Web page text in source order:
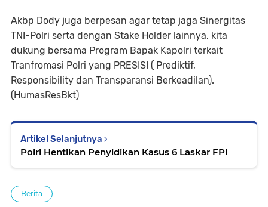
Akbp Dody juga berpesan agar tetap jaga Sinergitas
TNI-Polri serta dengan Stake Holder lainnya, kita
dukung bersama Program Bapak Kapolri terkait
Tranfromasi Polri yang PRESISI ( Prediktif,
Responsibility dan Transparansi Berkeadilan).
(HumasResBkt)
Artikel Selanjutnya
Polri Hentikan Penyidikan Kasus 6 Laskar FPI
Berita